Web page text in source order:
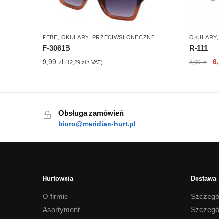
FEBE ,OKULARY PRZECIWSŁONECZNE
F-3061B
9,99zł (12,29złz VAT)
OKULARY
R-111
8,90zł
Obsługa zamówień
biuro@meridian-hurt.pl
Hurtownia
O firmie
Asortyment
Dostawa